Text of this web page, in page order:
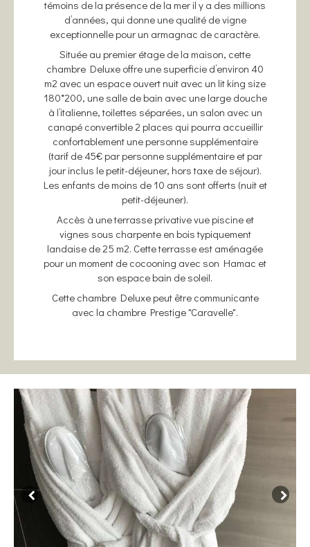
témoins de la présence de la mer il y a des millions
d’années, qui donne une qualité de vigne
exceptionnelle pour un armagnac de caractère.
Située au premier étage de la maison, cette
chambre Deluxe offre une superficie d’environ 40
m2 avec un espace ouvert nuit avec un lit king size
180*200, une salle de bain avec une large douche
à l’italienne, toilettes séparées, un salon avec un
canapé convertible 2 places qui pourra accueillir
confortablement une personne supplémentaire
(tarif de 45€ par personne supplémentaire et par
jour inclus le petit-déjeuner, hors taxe de séjour).
Les enfants de moins de 10 ans sont offerts (nuit et
petit-déjeuner).
Accès à une terrasse privative vue piscine et
vignes sous charpente en bois typiquement
landaise de 25 m2. Cette terrasse est aménagée
pour un moment de cocooning avec son Hamac et
son espace bain de soleil.
Cette chambre Deluxe peut être communicante
avec la chambre Prestige "Caravelle".